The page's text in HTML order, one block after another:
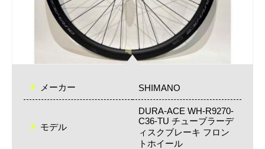
メーカー SHIMANO
モデル
DURA-ACE WH-R9270-
C36-TU チューブラーデ
ィスクブレーキ フロン
トホイール